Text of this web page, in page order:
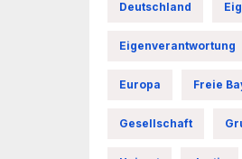
Deutschland
Eigenverantwortung
Europa Freie
Gesellschaft